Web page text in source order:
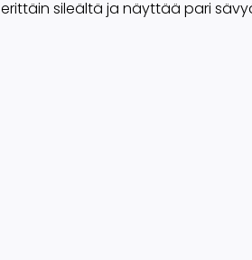
erittäin sileältä ja näyttää pari